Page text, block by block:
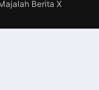
Berita X